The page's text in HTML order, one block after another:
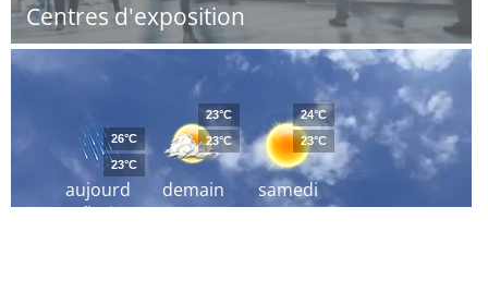
Centres d'exposition
aujourd
´hui
26°C
23°C
demain
23°C
23°C
samedi
24°C
23°C